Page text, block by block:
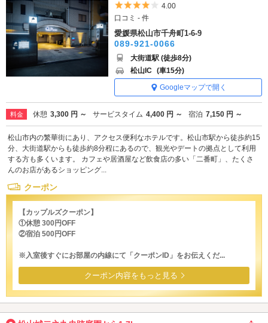
5つ星のうち4
4.00
口コミ - 件
愛媛県松山市千舟町1-6-9
089-921-0066
大街道駅 (徒歩8分)
松山IC (車15分)
Googleマップで開く
料金 休憩 3,300 円 ～ サービスタイム 4,400 円 ～ 宿泊 7,150 円 ～
松山市内の繁華街にあり、アクセス便利なホテルです。松山市駅から徒歩約15
分、大街道駅からも徒歩約8分程にあるので、観光やデートの拠点として利用
する方も多くいます。 カフェや居酒屋など飲食店の多い「二番町」、たくさ
んのお店があるショッピング...
クーポン
【カップルズクーポン】
①休憩 300円OFF
②宿泊 500円OFF
※入室後すぐにお部屋の内線にて「クーポンID」をお伝えくだ...
クーポン内容をもっと見る